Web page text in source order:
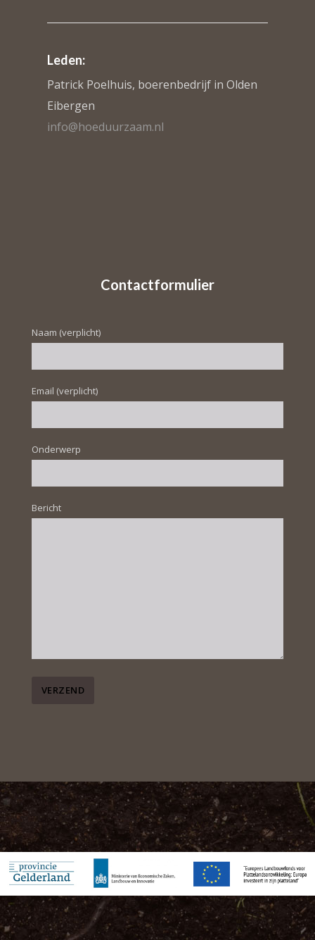
Leden:
Patrick Poelhuis, boerenbedrijf in Olden
Eibergen
info@hoeduurzaam.nl
Contactformulier
Naam (verplicht)
Email (verplicht)
Onderwerp
Bericht